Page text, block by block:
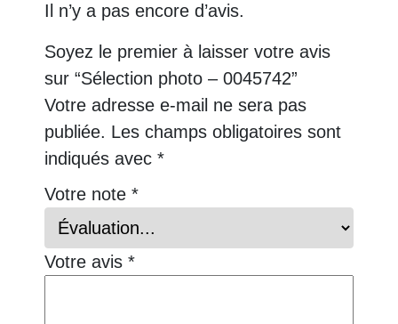
Il n’y a pas encore d’avis.
Soyez le premier à laisser votre avis
sur “Sélection photo – 0045742”
Votre adresse e-mail ne sera pas
publiée. Les champs obligatoires sont
indiqués avec *
Votre note *
Votre avis *